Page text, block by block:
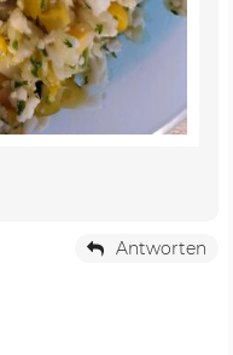
Antworten